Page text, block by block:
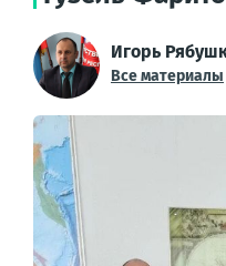
Игорь
Все материалы